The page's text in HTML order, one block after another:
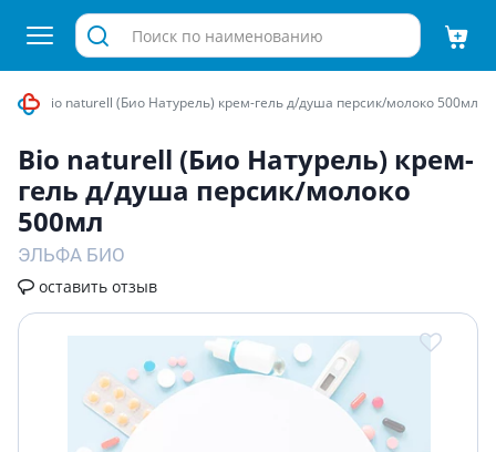
Bio naturell (Био Натурель) крем-гель д/душа персик/молоко 500мл
Bio naturell (Био Натурель) крем-
гель д/душа персик/молоко
500мл
ЭЛЬФА БИО
оставить отзыв